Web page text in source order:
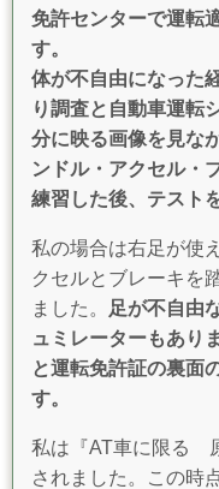
免許センターで運転
す。
体が不自由になった
り調査と自動車運転
分に映る画像を見な
ンドル・アクセル・
練習した後、テスト
私の場合は右足が使
クセルとブレーキを
ました。
足が不自由
ュミレーターもあり
と運転免許証の裏面
す。
私は『AT車に限る
されました。
この時